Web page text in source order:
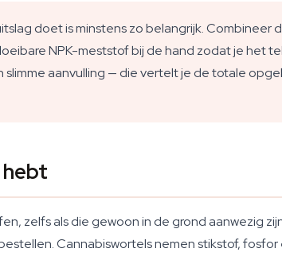
doet is minstens zo belangrijk. Combineer
NPK-meststof bij de hand zodat je het
aanvulling — die vertelt je de totale
zelfs als die gewoon in de grond aanwezig
Cannabiswortels nemen stikstof,